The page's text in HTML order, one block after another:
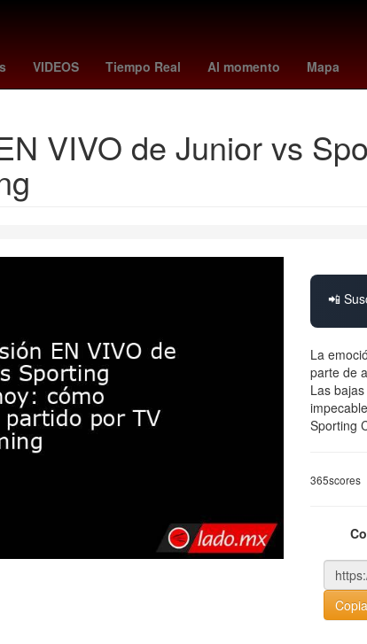
VIDEOS Tiempo Real Al momento Mapa
Edwin Cardona 26 de marzo China LeBron James
VIVO de Junior vs
📲
La
parte de
Las
Sporting
365scores